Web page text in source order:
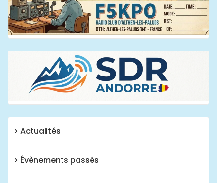
Actualités
Évènements passés